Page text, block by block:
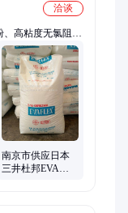
洽谈
高粘度无氯阻燃
韧剂、POM共聚
、巴塞尔PP、
、发泡剂、杜邦
、PVDF、
南京市供应日本
三井杜邦EVA